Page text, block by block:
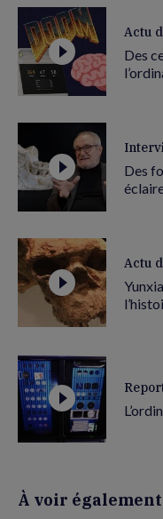
Actu
Des
Des
Actu
À voir également